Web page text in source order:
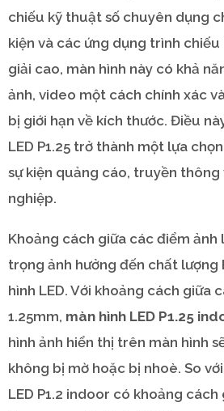
chiếu kỹ thuật số chuyên dụng
kiện và các ứng dụng trình chiếu
giải cao, màn hình này có khả
ảnh, video một cách chính xác
bị giới hạn về kích thước. Điều
LED P1.25 trở thành một lựa
sự kiện quảng cáo, truyền
nghiệp.
Khoảng cách giữa các điểm ảnh
trọng ảnh hưởng đến chất lượng
hình LED. Với khoảng cách giữa
1.25mm, màn hình LED P1.25
hình ảnh hiển thị trên màn hình
không bị mờ hoặc bị nhoè. So
LED P1.2 indoor có khoảng